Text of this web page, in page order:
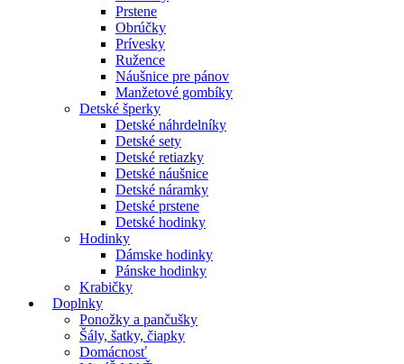
Prstene
Obrúčky
Prívesky
Ružence
Náušnice pre pánov
Manžetové gombíky
Detské šperky
Detské náhrdelníky
Detské sety
Detské retiazky
Detské náušnice
Detské náramky
Detské prstene
Detské hodinky
Hodinky
Dámske hodinky
Pánske hodinky
Krabičky
Doplnky
Ponožky a pančušky
Šály, šatky, čiapky
Domácnosť